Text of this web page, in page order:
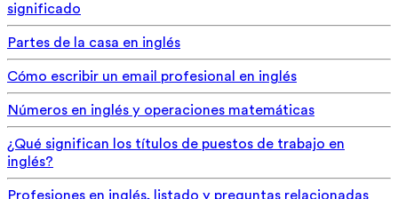
significado
Partes de la casa en inglés
Cómo escribir un email profesional en inglés
Números en inglés y operaciones matemáticas
¿Qué significan los títulos de puestos de trabajo en
inglés?
Profesiones en inglés, listado y preguntas relacionadas